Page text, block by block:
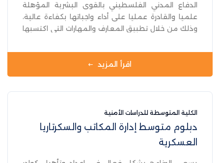
الدفاع المدني الفلسطيني بالقوى البشرية المؤهلة
علميا والقادرة عمليا على أداء واجباتها بكفاءة عالية،
وذلك من خلال تطبيق المعارف والمهارات التي اكتسبها
نقل المعلومات والمهارات المكتسبة الى زملائهم في
فريق العمل الميداني.اقرأ المزيد
الكلية المتوسطة للدراسات الأمنية
دبلوم متوسط إدارة المكاتب والسكرتاريا
العسكرية